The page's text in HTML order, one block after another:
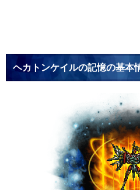
ヘカトンケイルの記憶の基本